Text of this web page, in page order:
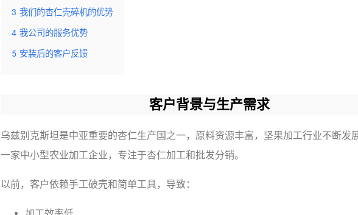
3 我们的杏仁壳碎机的优势
4 我公司的服务优势
5 安装后的客户反馈
客户背景与生产需求
乌兹别克斯坦是中亚重要的杏仁生产国之一，原料资源丰富，坚果加工行业不断发
一家中小型农业加工企业，专注于杏仁加工和批发分销。
以前，客户依赖手工破壳和简单工具，导致：